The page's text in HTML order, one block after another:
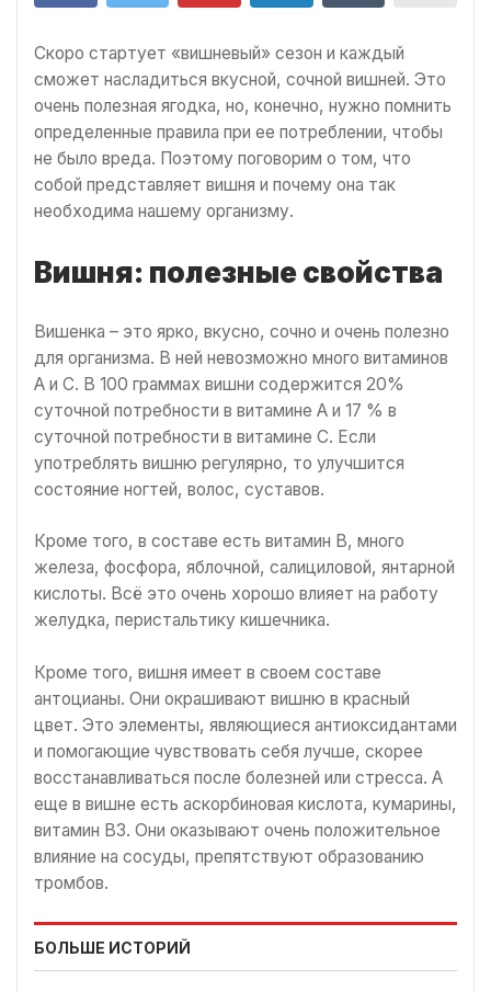
Скоро стартует «вишневый» сезон и каждый
сможет насладиться вкусной, сочной вишней. Это
очень полезная ягодка, но, конечно, нужно помнить
определенные правила при ее потреблении, чтобы
не было вреда. Поэтому поговорим о том, что
собой представляет вишня и почему она так
необходима нашему организму.
Вишня: полезные свойства
Вишенка – это ярко, вкусно, сочно и очень полезно
для организма. В ней невозможно много витаминов
A и C. В 100 граммах вишни содержится 20%
суточной потребности в витамине А и 17 % в
суточной потребности в витамине С. Если
употреблять вишню регулярно, то улучшится
состояние ногтей, волос, суставов.
Кроме того, в составе есть витамин В, много
железа, фосфора, яблочной, салициловой, янтарной
кислоты. Всё это очень хорошо влияет на работу
желудка, перистальтику кишечника.
Кроме того, вишня имеет в своем составе
антоцианы. Они окрашивают вишню в красный
цвет. Это элементы, являющиеся антиоксидантами
и помогающие чувствовать себя лучше, скорее
восстанавливаться после болезней или стресса. А
еще в вишне есть аскорбиновая кислота, кумарины,
витамин В3. Они оказывают очень положительное
влияние на сосуды, препятствуют образованию
тромбов.
БОЛЬШЕ ИСТОРИЙ